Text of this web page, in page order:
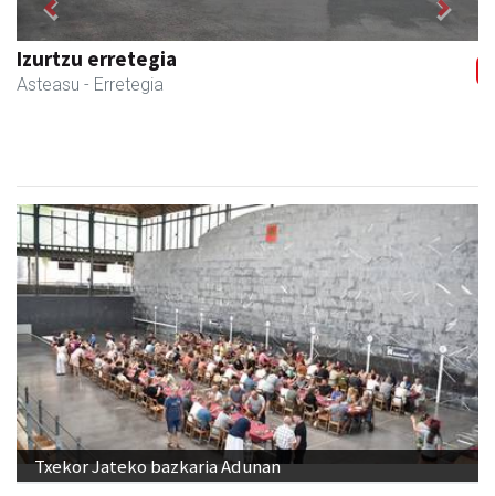
Izurtzu erretegia
Asteasu - Erretegia
Previous Next
Txekor Jateko bazkaria Adunan